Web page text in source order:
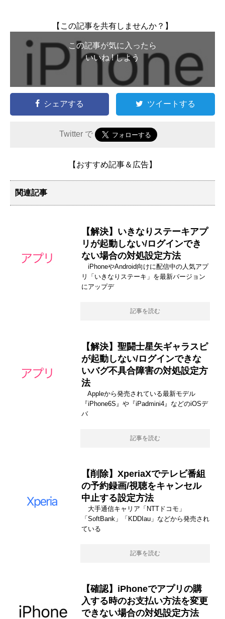
【この記事を共有しませんか？】
この記事が気に入ったら
いいね ! しよう
シェアする ツイートする
Twitter で
【おすすめ記事＆広告】
関連記事
【解決】いきなりステーキアプ
リが起動しない/ログインでき
ない場合の対処設定方法
iPhoneやAndroid向けに配信中の人気アプ
リ「いきなりステーキ」を最新バージョン
にアップデ
記事を読む
【解決】聖闘士星矢ギャラスピ
が起動しない/ログインできな
いバグ不具合障害の対処設定方
法
Appleから発売されている最新モデル
『iPhone6S』や『iPadmini4』などのiOSデ
バ
記事を読む
【削除】XperiaXでテレビ番組
の予約録画/視聴をキャンセル
中止する設定方法
大手通信キャリア「NTTドコモ」
「SoftBank」「KDDIau」などから発売され
ている
記事を読む
【確認】iPhoneでアプリの購
入する時のお支払い方法を変更
できない場合の対処設定方法